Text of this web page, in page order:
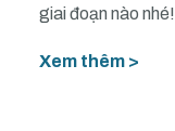
giai đoạn nào nhé!
Xem thêm >